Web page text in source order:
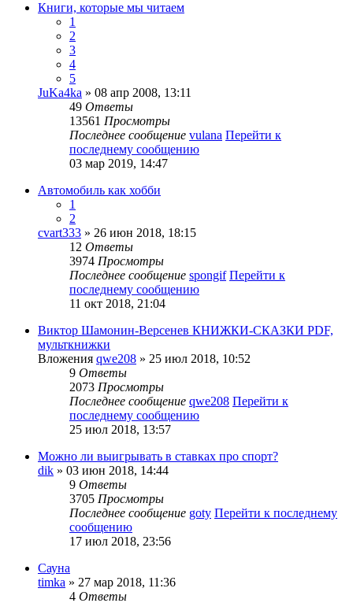
Книги, которые мы читаем
1
2
3
4
5
JuKa4ka » 08 апр 2008, 13:11
49 Ответы
13561 Просмотры
Последнее сообщение vulana Перейти к
последнему сообщению
03 мар 2019, 14:47
Автомобиль как хобби
1
2
cvart333 » 26 июн 2018, 18:15
12 Ответы
3974 Просмотры
Последнее сообщение spongif Перейти к
последнему сообщению
11 окт 2018, 21:04
Виктор Шамонин-Версенев КНИЖКИ-СКАЗКИ PDF,
мульткнижки
Вложения qwe208 » 25 июл 2018, 10:52
9 Ответы
2073 Просмотры
Последнее сообщение qwe208 Перейти к
последнему сообщению
25 июл 2018, 13:57
Можно ли выигрывать в ставках про спорт?
dik » 03 июн 2018, 14:44
9 Ответы
3705 Просмотры
Последнее сообщение goty Перейти к последнему
сообщению
17 июл 2018, 23:56
Сауна
timka » 27 мар 2018, 11:36
4 Ответы